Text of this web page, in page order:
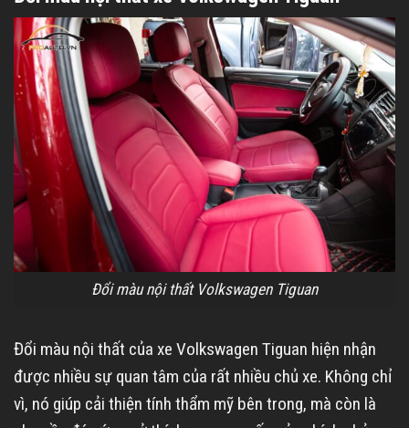
Đổi màu nội thất Volkswagen Tiguan
Đổi màu nội thất của xe Volkswagen Tiguan hiện nhận
được nhiều sự quan tâm của rất nhiều chủ xe. Không chỉ
vì, nó giúp cải thiện tính thẩm mỹ bên trong, mà còn là